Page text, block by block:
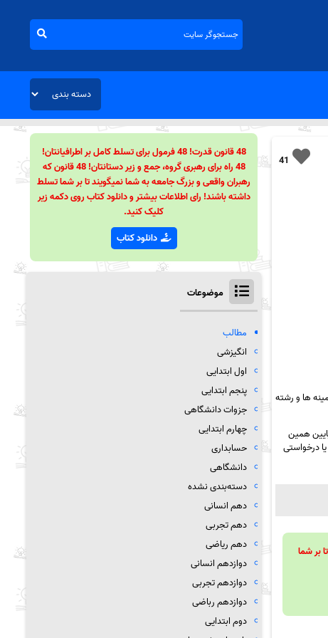
41
ها و رشته
همین
درخواستی
نمیگویند تا بر شما
48 قانون قدرت! 48 فرمول برای تسلط کامل بر اطرافیانتان!
48 راه برای رهبری گروه، جمع و زیر دستانتان! 48 قانون که
رهبران واقعی و بزرگ جامعه به شما نمیگویند تا بر شما تسلط
داشته باشند! رای اطلاعات بیشتر و دانلود کتاب روی دکمه زیر
کلیک کنید.
دانلود کتاب
موضوعات
مطالب
انگیزشی
اول ابتدایی
پنجم ابتدایی
جزوات دانشگاهی
چهارم ابتدایی
حسابداری
دانشگاهی
دسته‌بندی نشده
دهم انسانی
دهم تجربی
دهم ریاضی
دوازدهم انسانی
دوازدهم تجربی
دوازدهم رباضی
دوم ابتدایی